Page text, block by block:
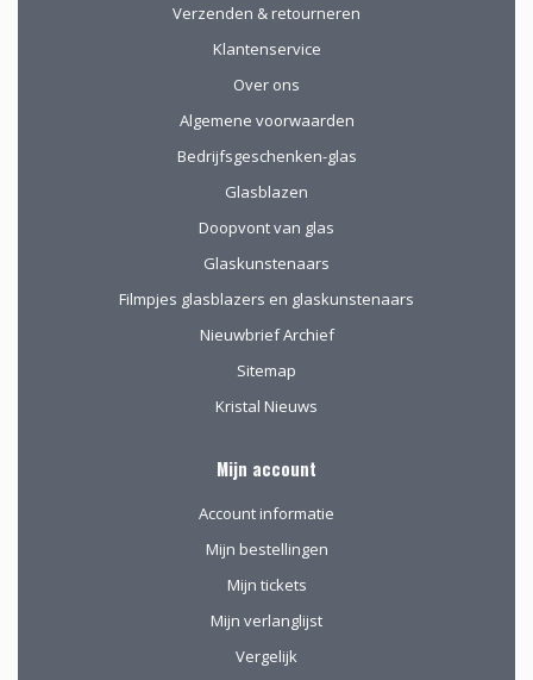
Verzenden & retourneren
Klantenservice
Over ons
Algemene voorwaarden
Bedrijfsgeschenken-glas
Glasblazen
Doopvont van glas
Glaskunstenaars
Filmpjes glasblazers en glaskunstenaars
Nieuwbrief Archief
Sitemap
Kristal Nieuws
Mijn account
Account informatie
Mijn bestellingen
Mijn tickets
Mijn verlanglijst
Vergelijk